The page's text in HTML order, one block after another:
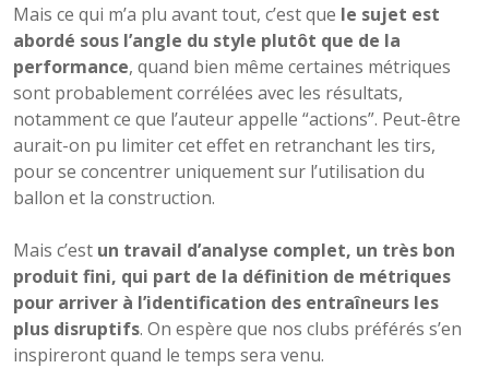
Mais ce qui m’a plu avant tout, c’est que le sujet est
abordé sous l’angle du style plutôt que de la
performance, quand bien même certaines métriques
sont probablement corrélées avec les résultats,
notamment ce que l’auteur appelle “actions”. Peut-être
aurait-on pu limiter cet effet en retranchant les tirs,
pour se concentrer uniquement sur l’utilisation du
ballon et la construction.
Mais c’est un travail d’analyse complet, un très bon
produit fini, qui part de la définition de métriques
pour arriver à l’identification des entraîneurs les
plus disruptifs. On espère que nos clubs préférés s’en
inspireront quand le temps sera venu.